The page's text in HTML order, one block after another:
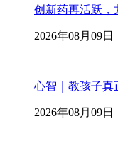
创新药再活跃，
2026年08月09日
心智｜教孩子真
2026年08月09日